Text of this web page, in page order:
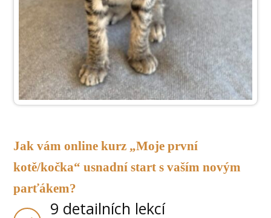
Jak vám online kurz „Moje první
kotě/kočka“ usnadní start s vaším novým
parťákem?
9 detailních lekcí